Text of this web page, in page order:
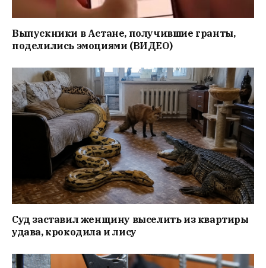
Выпускники в Астане, получившие гранты,
поделились эмоциями (ВИДЕО)
Суд заставил женщину выселить из квартиры
удава, крокодила и лису